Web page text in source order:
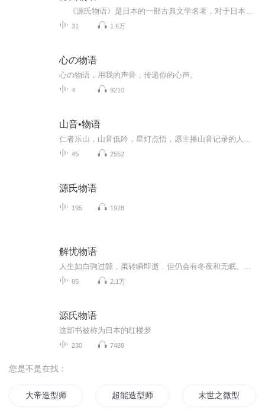
31 1.6万
心の物语
心の物语，用我的声音，传递你的心声。
4 9210
山音•物语
45 2552
源氏物语
195 1928
解忧物语
85 2.1万
源氏物语
这部书被称为日本的红楼梦
230 7488
您是不是在找：
大帝造型师 超能造型师 末世之微型帝国